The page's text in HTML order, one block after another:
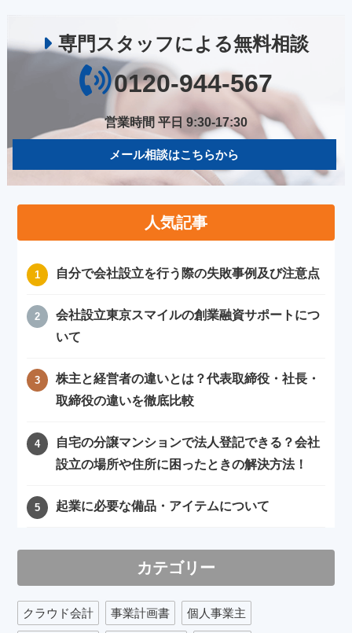
専門スタッフによる無料相談
0120-944-567
営業時間 平日 9:30-17:30
メール相談はこちらから
人気記事
自分で会社設立を行う際の失敗事例及び注意点
会社設立東京スマイルの創業融資サポートにつ
いて
株主と経営者の違いとは？代表取締役・社長・
取締役の違いを徹底比較
自宅の分譲マンションで法人登記できる？会社
設立の場所や住所に困ったときの解決方法！
起業に必要な備品・アイテムについて
カテゴリー
クラウド会計 事業計画書 個人事業主